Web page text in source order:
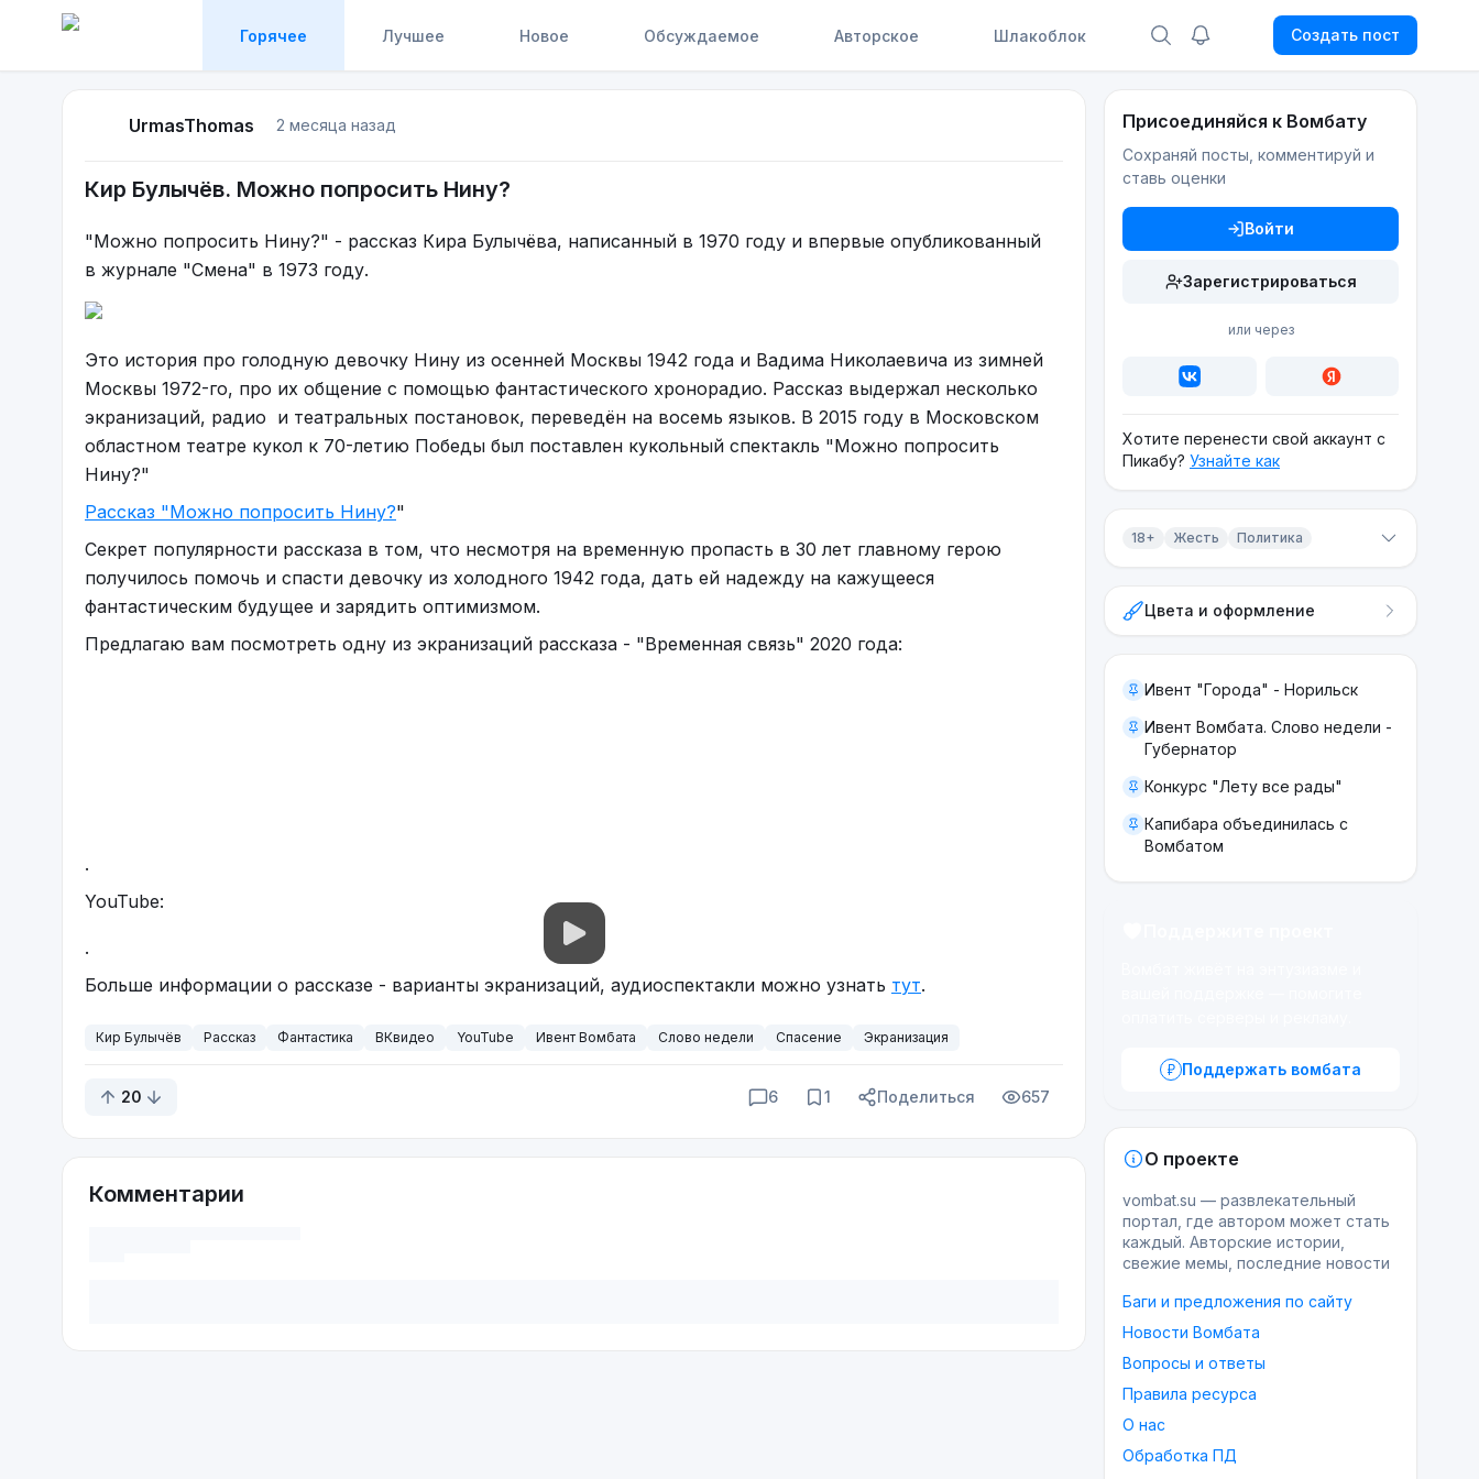
Горячее Лучшее Новое Обсуждаемое Авторское Шлакоблок Создать пост
UrmasThomas 2 месяца назад
Кир Булычёв. Можно попросить Нину?
"Можно попросить Нину?" - рассказ Кира Булычёва, написанный в 1970 году и впервые опубликованный
в журнале "Смена" в 1973 году.
Это история про голодную девочку Нину из осенней Москвы 1942 года и Вадима Николаевича из зимней
Москвы 1972-го, про их общение с помощью фантастического хронорадио. Рассказ выдержал несколько
экранизаций, радио и театральных постановок, переведён на восемь языков. В 2015 году в Московском
областном театре кукол к 70-летию Победы был поставлен кукольный спектакль "Можно попросить
Нину?"
Рассказ "Можно попросить Нину?"
Секрет популярности рассказа в том, что несмотря на временную пропасть в 30 лет главному герою
получилось помочь и спасти девочку из холодного 1942 года, дать ей надежду на кажущееся
фантастическим будущее и зарядить оптимизмом.
Предлагаю вам посмотреть одну из экранизаций рассказа - "Временная связь" 2020 года:
.
YouTube:
.
Больше информации о рассказе - варианты экранизаций, аудиоспектакли можно узнать тут.
Кир Булычёв Рассказ Фантастика ВКвидео YouTube Ивент Вомбата Слово недели Спасение Экранизация
20 6 1 Поделиться 657
Комментарии
Присоединяйся к Вомбату
Сохраняй посты, комментируй и
ставь оценки
Войти
Зарегистрироваться
или через
Хотите перенести свой аккаунт с
Пикабу? Узнайте как
18+ Жесть Политика
ЖестьЦвета и оформление
Ивент "Города" - Норильск
Ивент Вомбата. Слово недели -
Губернатор
Конкурс "Лету все рады"
Капибара объединилась с
Вомбатом
Поддержать вомбата
О проекте
vombat.su — развлекательный
портал, где автором может стать
каждый. Авторские истории,
свежие мемы, последние новости
Баги и предложения по сайту
Новости Вомбата
Вопросы и ответы
Правила ресурса
О нас
Обработка ПД